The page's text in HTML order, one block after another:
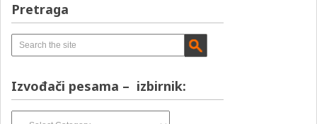
Pretraga
Izvođači pesama – izbirnik: